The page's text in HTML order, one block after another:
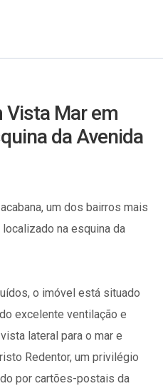
Vista Mar em
da Avenida
um dos bairros mais
na esquina da
o imóvel está situado
excelente ventilação e
lateral para o mar e
Redentor, um privilégio
por cartões-postais da